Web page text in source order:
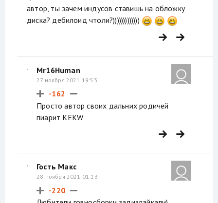
автор, ты зачем индусов ставишь на обложку
диска? дебилоид чтоли?)))))))))))))
Mr16Human
27 ноября 2021 19:53
-162
Просто автор своих дальних родичей
пиарит KEKW
Гость Макс
28 ноября 2021 01:13
-220